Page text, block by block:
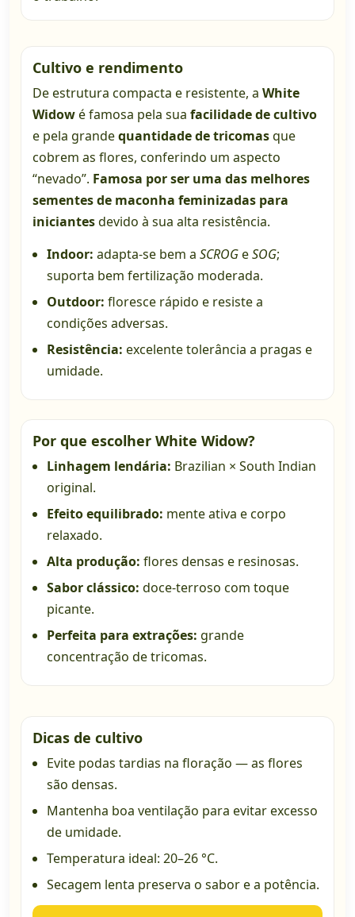
Cultivo e rendimento
De estrutura compacta e resistente, a White
Widowé famosa pela sua facilidade de cultivo
e pela grandequantidade de tricomasque
cobrem as flores, conferindo um aspecto
“nevado”. Famosa por ser uma das melhores
sementes de maconha feminizadas para
iniciantesdevido à sua alta resistência.
Indoor: adapta-se bem a SCROGeSOG;
suporta bem fertilização moderada.
Outdoor: floresce rápido e resiste a
condições adversas.
Resistência: excelente tolerância a pragas e
umidade.
Por que escolher White Widow?
Linhagem lendária: Brazilian × South Indian
original.
Efeito equilibrado: mente ativa e corpo
relaxado.
Alta produção: flores densas e resinosas.
Sabor clássico: doce-terroso com toque
picante.
Perfeita para extrações: grande
concentração de tricomas.
Dicas de cultivo
Evite podas tardias na floração — as flores
são densas.
Mantenha boa ventilação para evitar excesso
de umidade.
Temperatura ideal: 20–26 °C.
Secagem lenta preserva o sabor e a potência.